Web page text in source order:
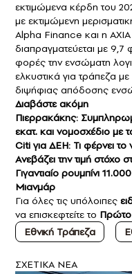
εκτιμώμενα κέρδη του
με εκτιμώμενη
Alpha Finance και η
διαπραγματεύεται με
φορές την ενσώματη
ελκυστικά για τράπεζα
διψήφιας απόδοσης
Διαβάστε ακόμη
Πιερρακάκης:
εκατ. και νομοσχέδιο με
Citi για ΔΕΗ: Τι φέρνει
Aνεβάζει την τιμή στόχο
Γιγαντιαίο ρουμπίνι
Μιανμάρ
Για όλες τις υπόλοιπες
να επισκεφτείτε το
Εθνική Τράπεζα
ΣXETIKA NEA